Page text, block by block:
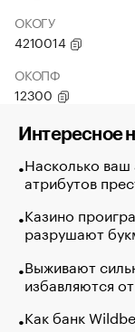
ОКОГУ
4210014
ОКОПФ
12300
Интересное
Насколько ваш
атрибутов
Казино
разрушают
Выживают
избавляются
Как банк